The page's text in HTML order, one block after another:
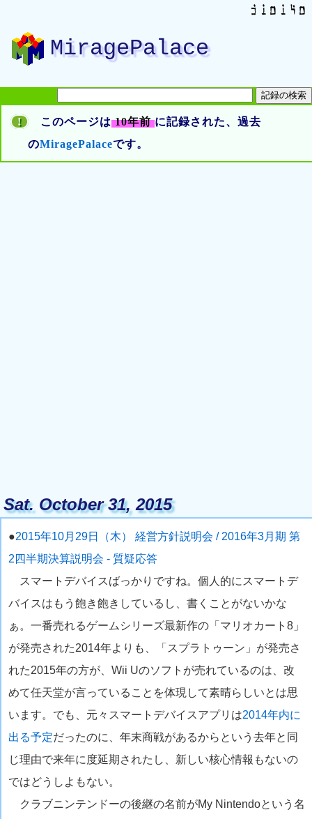
MiragePalace
! このページは10年前に記録された、過去
のMiragePalaceです。
Sat. October 31, 2015
●2015年10月29日（木） 経営方針説明会 / 2016年3月期 第
2四半期決算説明会 - 質疑応答
スマートデバイスばっかりですね。個人的にスマートデ
バイスはもう飽き飽きしているし、書くことがないかな
ぁ。一番売れるゲームシリーズ最新作の「マリオカート8」
が発売された2014年よりも、「スプラトゥーン」が発売さ
れた2015年の方が、Wii Uのソフトが売れているのは、改
めて任天堂が言っていることを体現して素晴らしいとは思
います。でも、元々スマートデバイスアプリは2014年内に
出る予定だったのに、年末商戦があるからという去年と同
じ理由で来年に度延期されたし、新しい核心情報もないの
ではどうしよもない。
クラブニンテンドーの後継の名前がMy Nintendoという名